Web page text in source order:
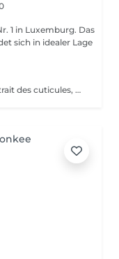
1 in Luxemburg. Das
sich in idealer Lage
Beauté des pieds : Limage des ongles, retrait des cuticules, utilisation de la râpe pour les callosités et massage avec crème hydratante. Pédicure : Beauté des pieds + traitement des ongles incarnés/infectés + utilisation du bistouri pour les callosités.